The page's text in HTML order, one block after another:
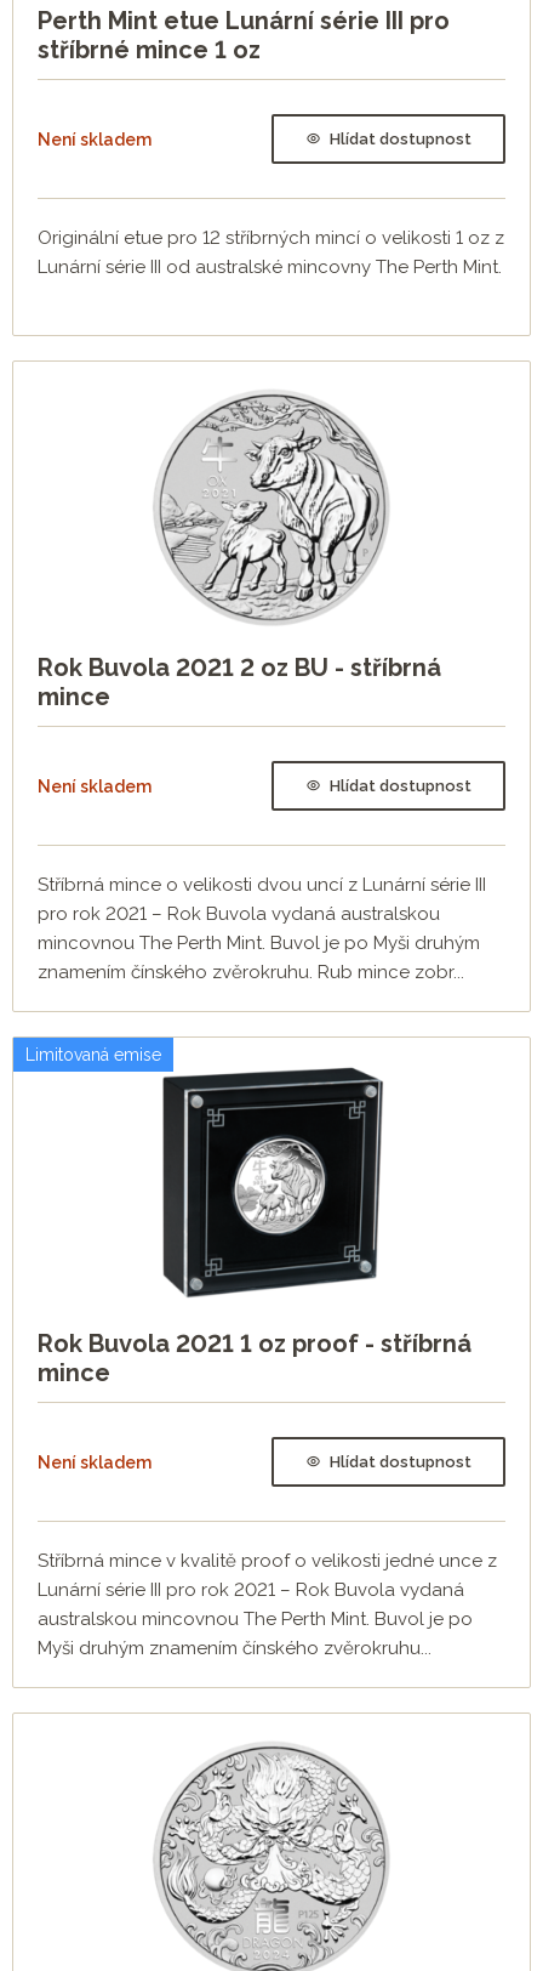
Perth Mint etue Lunární série III pro
stříbrné mince 1 oz
Není skladem Hlídat dostupnost
Originální etue pro 12 stříbrných mincí o velikosti 1 oz z
Lunární série III od australské mincovny The Perth Mint.
Rok Buvola 2021 2 oz BU - stříbrná
mince
Není skladem Hlídat dostupnost
Stříbrná mince o velikosti dvou uncí z Lunární série III
pro rok 2021 – Rok Buvola vydaná australskou
mincovnou The Perth Mint. Buvol je po Myši druhým
znamením čínského zvěrokruhu. Rub mince zobr...
Limitovaná emise
Rok Buvola 2021 1 oz proof - stříbrná
mince
Není skladem Hlídat dostupnost
Stříbrná mince v kvalitě proof o velikosti jedné unce z
Lunární série III pro rok 2021 – Rok Buvola vydaná
australskou mincovnou The Perth Mint. Buvol je po
Myši druhým znamením čínského zvěrokruhu...